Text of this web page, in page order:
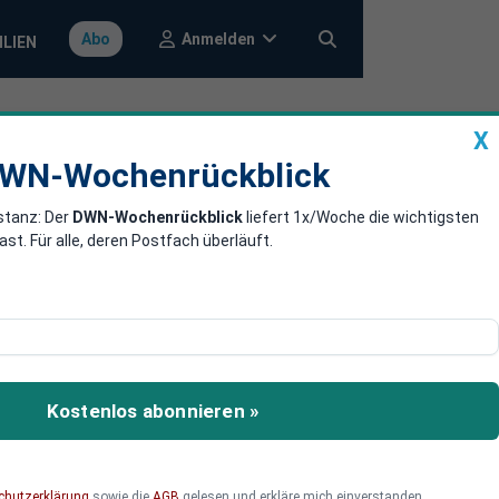
Abo Anmelden
in Europa
wirtschaftlicher
X
Wochenrückblick
Der DWN-Wochenrückblick liefert 1x/Woche die wichtigsten
Für alle, deren Postfach überläuft.
Kostenlos abonnieren »